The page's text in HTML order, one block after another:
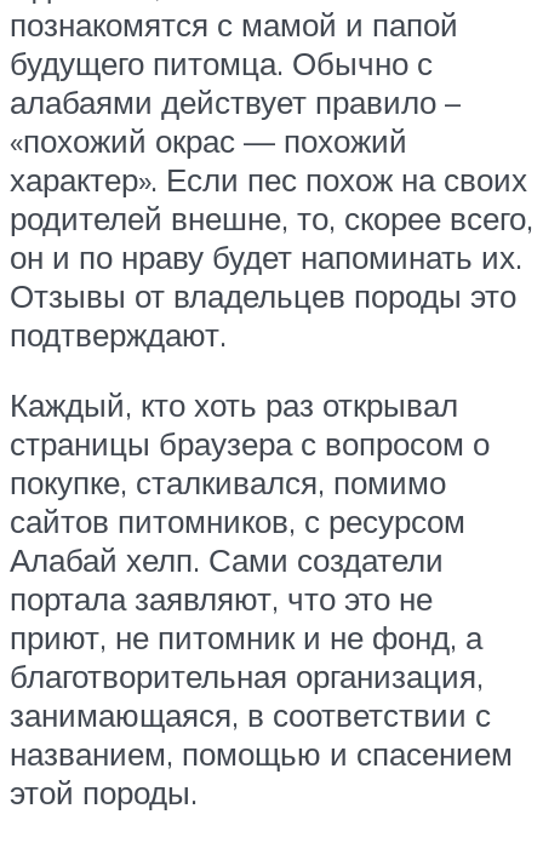
познакомятся с мамой и папой
будущего питомца. Обычно с
алабаями действует правило –
«похожий окрас — похожий
характер». Если пес похож на своих
родителей внешне, то, скорее всего,
он и по нраву будет напоминать их.
Отзывы от владельцев породы это
подтверждают.
Каждый, кто хоть раз открывал
страницы браузера с вопросом о
покупке, сталкивался, помимо
сайтов питомников, с ресурсом
Алабай хелп. Сами создатели
портала заявляют, что это не
приют, не питомник и не фонд, а
благотворительная организация,
занимающаяся, в соответствии с
названием, помощью и спасением
этой породы.